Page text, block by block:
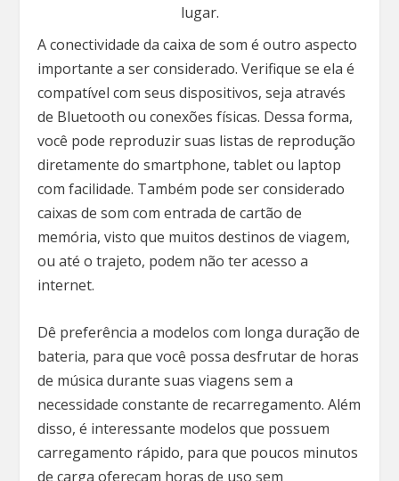
lugar.
A conectividade da caixa de som é outro aspecto
importante a ser considerado. Verifique se ela é
compatível com seus dispositivos, seja através
de Bluetooth ou conexões físicas. Dessa forma,
você pode reproduzir suas listas de reprodução
diretamente do smartphone, tablet ou laptop
com facilidade. Também pode ser considerado
caixas de som com entrada de cartão de
memória, visto que muitos destinos de viagem,
ou até o trajeto, podem não ter acesso a
internet.
Dê preferência a modelos com longa duração de
bateria, para que você possa desfrutar de horas
de música durante suas viagens sem a
necessidade constante de recarregamento. Além
disso, é interessante modelos que possuem
carregamento rápido, para que poucos minutos
de carga ofereçam horas de uso sem